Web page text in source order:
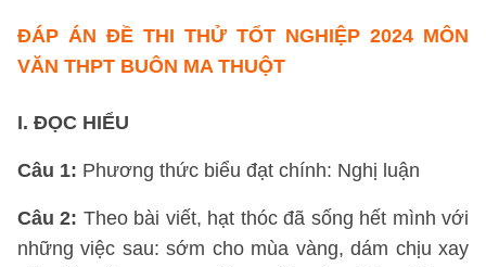
ĐÁP ÁN ĐỀ THI THỬ TỐT NGHIỆP 2024 MÔN
VĂN THPT BUÔN MA THUỘT
I. ĐỌC HIỂU
Câu 1: Phương thức biểu đạt chính: Nghị luận
Câu 2: Theo bài viết, hạt thóc đã sống hết mình với
những việc sau: sớm cho mùa vàng, dám chịu xay